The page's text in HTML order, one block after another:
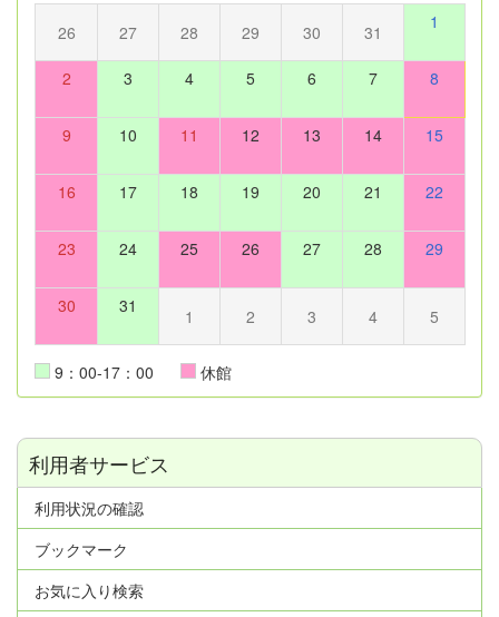
26 27 28 29 30 31 1
2 3 4 5 6 7 8
9 10 11 12 13 14 15
16 17 18 19 20 21 22
23 24 25 26 27 28 29
30 31 1 2 3 4 5
9：00-17：00 休館
利用者サービス
利用状況の確認
ブックマーク
お気に入り検索